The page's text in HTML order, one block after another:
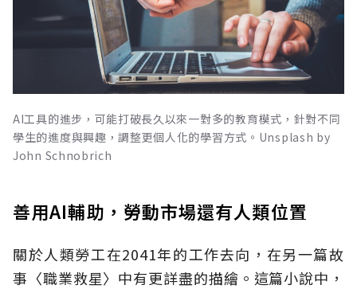
AI工具的進步，可能打破長久以來一對多的教育模式，針對不同
學生的進度與興趣，調整更個人化的學習方式。Unsplash by
John Schnobrich
善用AI輔助，勞動市場還有人類位置
關於人類勞工在2041年的工作去向，在另一篇故
事〈職業救星〉中有更詳盡的描繪。這篇小說中，